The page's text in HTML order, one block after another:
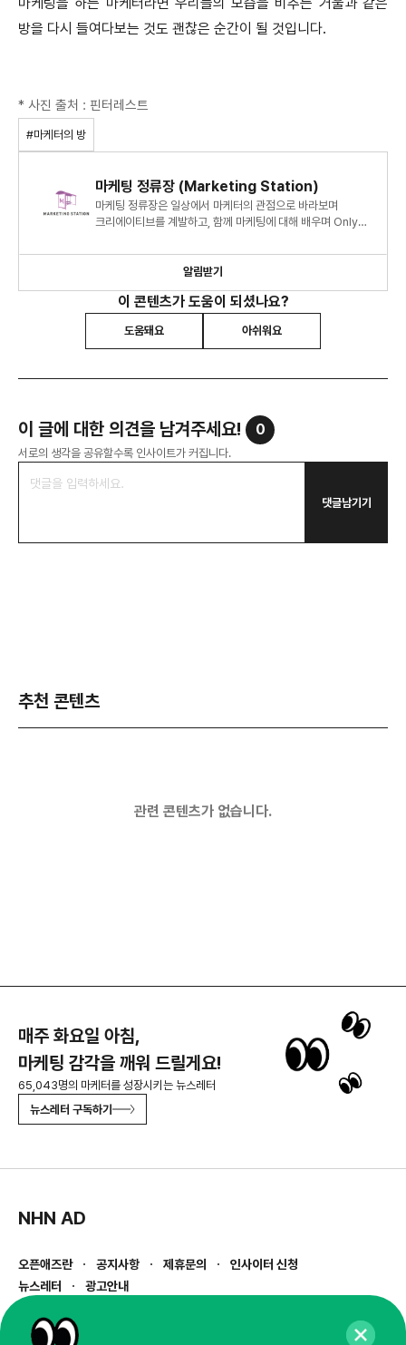
방을 다시 들여다보는 것도 괜찮은 순간이 될 것입니다.
* 사진 출처 : 핀터레스트
#마케터의 방
마케팅 정류장 (Marketing Station)
마케팅 정류장은 일상에서 마케터의 관점으로 바라보며
크리에이티브를 계발하고, 함께 마케팅에 대해 배우며 Only
알림받기
이 콘텐츠가 도움이 되셨나요?
도움돼요 아쉬워요
이 글에 대한 의견을 남겨주세요! 0
서로의 생각을 공유할수록 인사이트가 커집니다.
댓글남기기
추천 콘텐츠
관련 콘텐츠가 없습니다.
매주 화요일 아침,
마케팅 감각을 깨워 드릴게요!
65,043명의 마케터를 성장시키는 뉴스레터
뉴스레터 구독하기
NHN AD
오픈애즈란 공지사항 제휴문의
인사이터 신청
뉴스레터
광고안내
경기도 성남시 분당구 대왕판교로645번길 16